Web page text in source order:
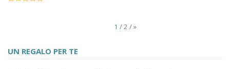
1 2 »
UN REGALO PER TE